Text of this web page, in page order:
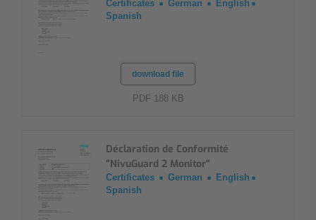
Certificates German
English
Spanish
download file
PDF 188 KB
Déclaration de Conformité
"NivuGuard 2 Monitor"
Certificates German
English
Spanish